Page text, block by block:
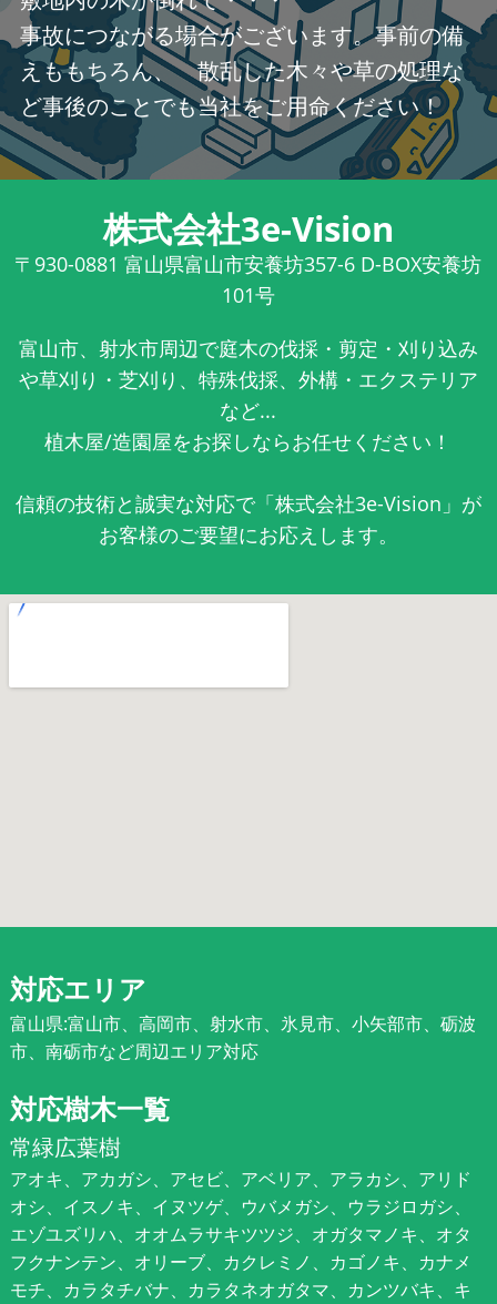
事故につながる場合がございます。事前の備
えももちろん、 散乱した木々や草の処理な
ど事後のことでも当社をご用命ください！
株式会社3e-Vision
〒930-0881 富山県富山市安養坊357-6 D-BOX安養坊
101号
富山市、射水市周辺で庭木の伐採・剪定・刈り込み
や草刈り・芝刈り、特殊伐採、外構・エクステリア
など...
植木屋/造園屋をお探しならお任せください！
信頼の技術と誠実な対応で「株式会社3e-Vision」が
お客様のご要望にお応えします。
対応エリア
富山県:富山市、高岡市、射水市、氷見市、小矢部市、砺波
市、南砺市など周辺エリア対応
対応樹木一覧
常緑広葉樹
アオキ、アカガシ、アセビ、アベリア、アラカシ、アリド
オシ、イスノキ、イヌツゲ、ウバメガシ、ウラジロガシ、
エゾユズリハ、オオムラサキツツジ、オガタマノキ、オタ
フクナンテン、オリーブ、カクレミノ、カゴノキ、カナメ
モチ、カラタチバナ、カラタネオガタマ、カンツバキ、キ